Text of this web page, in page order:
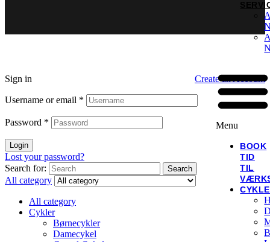
Menu
BOOK
TID
TIL
Sign in Create an Account
Username or email *
Password *
Login
Lost your password?
Search for:
Search
All category
All category
Cykler
Børnecykler
Damecykel